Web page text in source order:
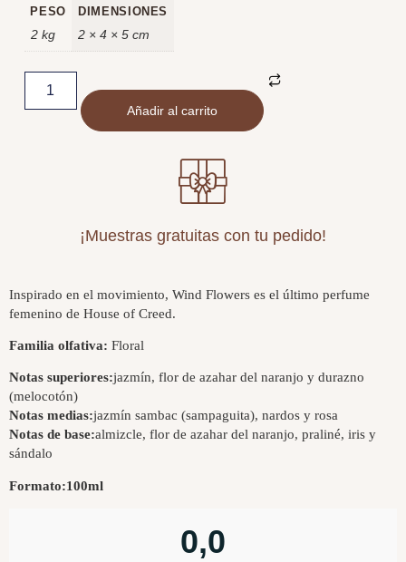
PESO
2 kg
DIMENSIONES
2 × 4 × 5 cm
Añadir al carrito
¡Muestras gratuitas con tu pedido!
Inspirado en el movimiento, Wind Flowers es el último perfume
femenino de House of Creed.
Familia olfativa: Floral
Notas superiores:jazmín, flor de azahar del naranjo y durazno
(melocotón)
Notas medias:jazmín sambac (sampaguita), nardos y rosa
Notas de base:almizcle, flor de azahar del naranjo, praliné, iris y
sándalo
Formato:100ml
0,0